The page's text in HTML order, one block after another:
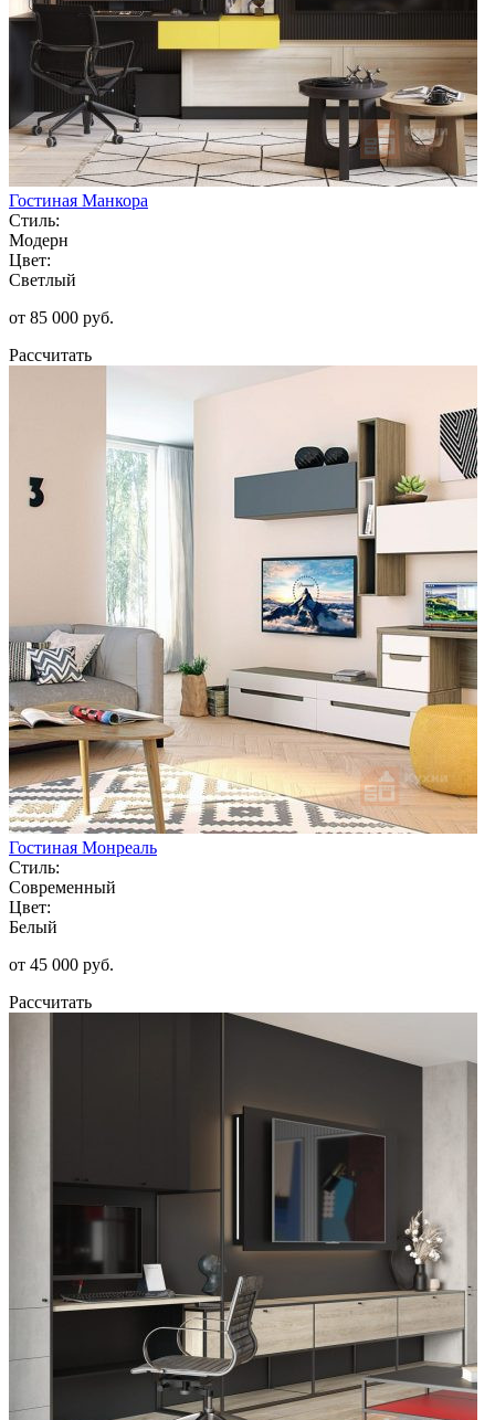
Гостиная Манкора
Стиль:
Модерн
Цвет:
Светлый
от 85 000 руб.
Рассчитать
Гостиная Монреаль
Стиль:
Современный
Цвет:
Белый
от 45 000 руб.
Рассчитать